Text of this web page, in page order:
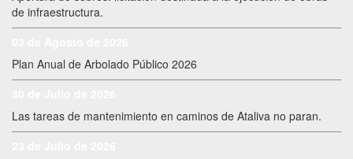
de infraestructura.
Plan Anual de Arbolado Público 2026
Las tareas de mantenimiento en caminos de Ataliva no paran.